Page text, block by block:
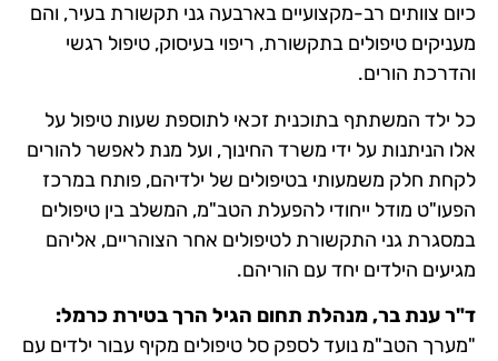
כיום צוותים רב-מקצועיים בארבעה גני תקשורת בעיר, והם
מעניקים טיפולים בתקשורת, ריפוי בעיסוק, טיפול רגשי
והדרכת הורים.
כל ילד המשתתף בתוכנית זכאי לתוספת שעות טיפול על
אלו הניתנות על ידי משרד החינוך, ועל מנת לאפשר להורים
לקחת חלק משמעותי בטיפולים של ילדיהם, פותח במרכז
הפעו"ט מודל ייחודי להפעלת הטב"מ, המשלב בין טיפולים
במסגרת גני התקשורת לטיפולים אחר הצוהריים, אליהם
מגיעים הילדים יחד עם הוריהם.
ד"ר ענת בר, מנהלת תחום הגיל הרך בטירת כרמל:
"מערך הטב"מ נועד לספק סל טיפולים מקיף עבור ילדים עם